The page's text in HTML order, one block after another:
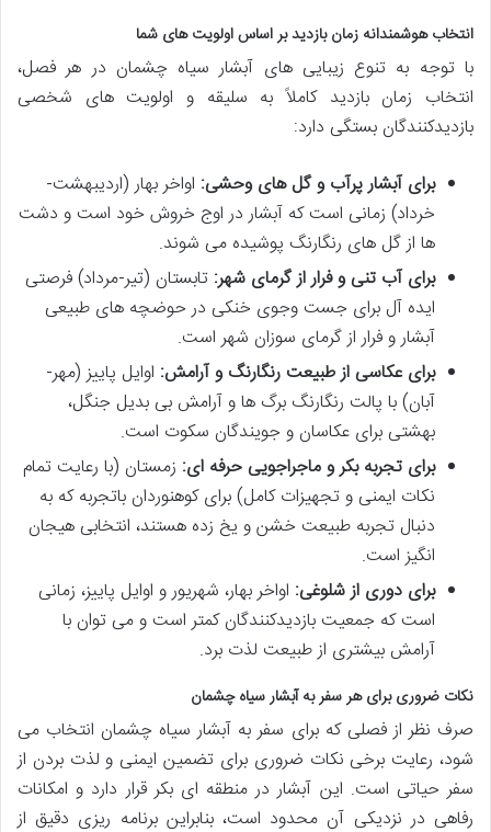
انتخاب هوشمندانه زمان بازدید بر اساس اولویت های شما
با توجه به تنوع زیبایی های آبشار سیاه چشمان در هر فصل،
انتخاب زمان بازدید کاملاً به سلیقه و اولویت های شخصی
بازدیدکنندگان بستگی دارد:
برای آبشار پرآب و گل های وحشی: اواخر بهار (اردیبهشت-
خرداد) زمانی است که آبشار در اوج خروش خود است و دشت
ها از گل های رنگارنگ پوشیده می شوند.
برای آب تنی و فرار از گرمای شهر: تابستان (تیر-مرداد) فرصتی
ایده آل برای جست وجوی خنکی در حوضچه های طبیعی
آبشار و فرار از گرمای سوزان شهر است.
برای عکاسی از طبیعت رنگارنگ و آرامش: اوایل پاییز (مهر-
آبان) با پالت رنگارنگ برگ ها و آرامش بی بدیل جنگل،
بهشتی برای عکاسان و جویندگان سکوت است.
برای تجربه بکر و ماجراجویی حرفه ای: زمستان (با رعایت تمام
نکات ایمنی و تجهیزات کامل) برای کوهنوردان باتجربه که به
دنبال تجربه طبیعت خشن و یخ زده هستند، انتخابی هیجان
انگیز است.
برای دوری از شلوغی: اواخر بهار، شهریور و اوایل پاییز، زمانی
است که جمعیت بازدیدکنندگان کمتر است و می توان با
آرامش بیشتری از طبیعت لذت برد.
نکات ضروری برای هر سفر به آبشار سیاه چشمان
صرف نظر از فصلی که برای سفر به آبشار سیاه چشمان انتخاب می
شود، رعایت برخی نکات ضروری برای تضمین ایمنی و لذت بردن از
سفر حیاتی است. این آبشار در منطقه ای بکر قرار دارد و امکانات
رفاهی در نزدیکی آن محدود است، بنابراین برنامه ریزی دقیق از